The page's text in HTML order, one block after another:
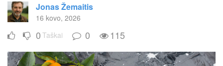
Jonas Žemaitis
16 kovo, 2026
0 Taškai 0 115